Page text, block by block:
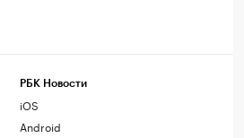
РБК Новости
iOS
Android